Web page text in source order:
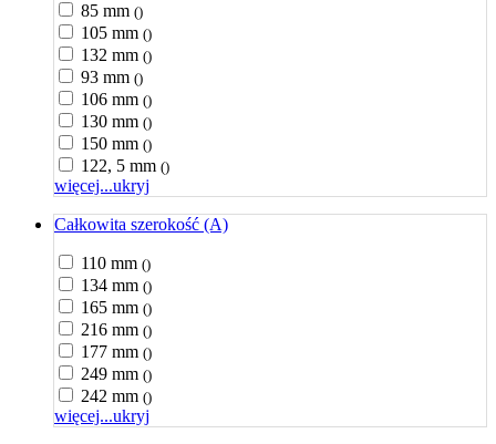
85 mm ()
105 mm ()
132 mm ()
93 mm ()
106 mm ()
130 mm ()
150 mm ()
122, 5 mm ()
więcej...ukryj
Całkowita szerokość (A)
110 mm ()
134 mm ()
165 mm ()
216 mm ()
177 mm ()
249 mm ()
242 mm ()
więcej...ukryj